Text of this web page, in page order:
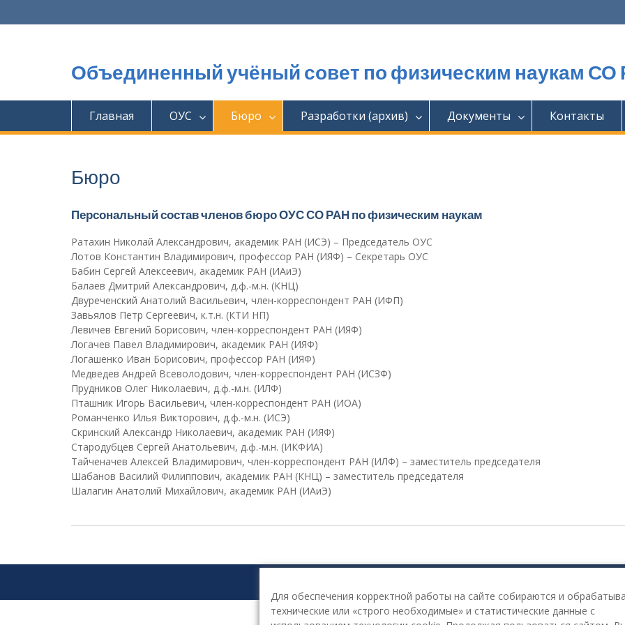
к
Объединенный учёный совет по физическим наукам СО
Главная ОУС Бюро Разработки (архив) Документы Контакты
Бюро
Персональный состав членов бюро ОУС СО РАН по физическим наукам
Ратахин Николай Александрович, академик РАН (ИСЭ) – Председатель ОУС
Лотов Константин Владимирович, профессор РАН (ИЯФ) – Секретарь ОУС
Бабин Сергей Алексеевич, академик РАН (ИАиЭ)
Балаев Дмитрий Александрович, д.ф.-м.н. (КНЦ)
Двуреченский Анатолий Васильевич, член-корреспондент РАН (ИФП)
Завьялов Петр Сергеевич, к.т.н. (КТИ НП)
Левичев Евгений Борисович, член-корреспондент РАН (ИЯФ)
Логачев Павел Владимирович, академик РАН (ИЯФ)
Логашенко Иван Борисович, профессор РАН (ИЯФ)
Медведев Андрей Всеволодович, член-корреспондент РАН (ИСЗФ)
Прудников Олег Николаевич, д.ф.-м.н. (ИЛФ)
Пташник Игорь Васильевич, член-корреспондент РАН (ИОА)
Романченко Илья Викторович, д.ф.-м.н. (ИСЭ)
Скринский Александр Николаевич, академик РАН (ИЯФ)
Стародубцев Сергей Анатольевич, д.ф.-м.н. (ИКФИА)
Тайченачев Алексей Владимирович, член-корреспондент РАН (ИЛФ) – заместитель председателя
Шабанов Василий Филиппович, академик РАН (КНЦ) – заместитель председателя
Шалагин Анатолий Михайлович, академик РАН (ИАиЭ)
Для обеспечения корректной работы на сайте собираются и
технические или «строго необходимые» и статистические данные с